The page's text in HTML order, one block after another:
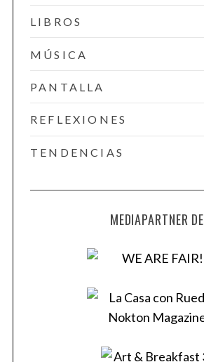
LIBROS
MÚSICA
PANTALLA
REFLEXIONES
TENDENCIAS
MEDIAPARTNER DE